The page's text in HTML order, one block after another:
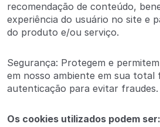
recomendação de conteúdo,
experiência do usuário no site e
do produto e/ou serviço.
Segurança: Protegem e
em nosso ambiente em sua total
autenticação para evitar fraudes.
Os cookies utilizados podem ser: